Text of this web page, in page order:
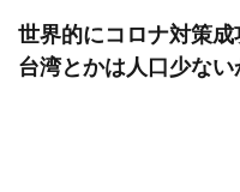
世界的にコロナ対策
台湾とかは人口少ない